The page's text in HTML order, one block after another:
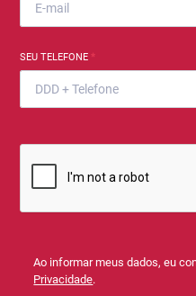
SEU TELEFONE *
Ao informar meus dados, eu
Privacidade.